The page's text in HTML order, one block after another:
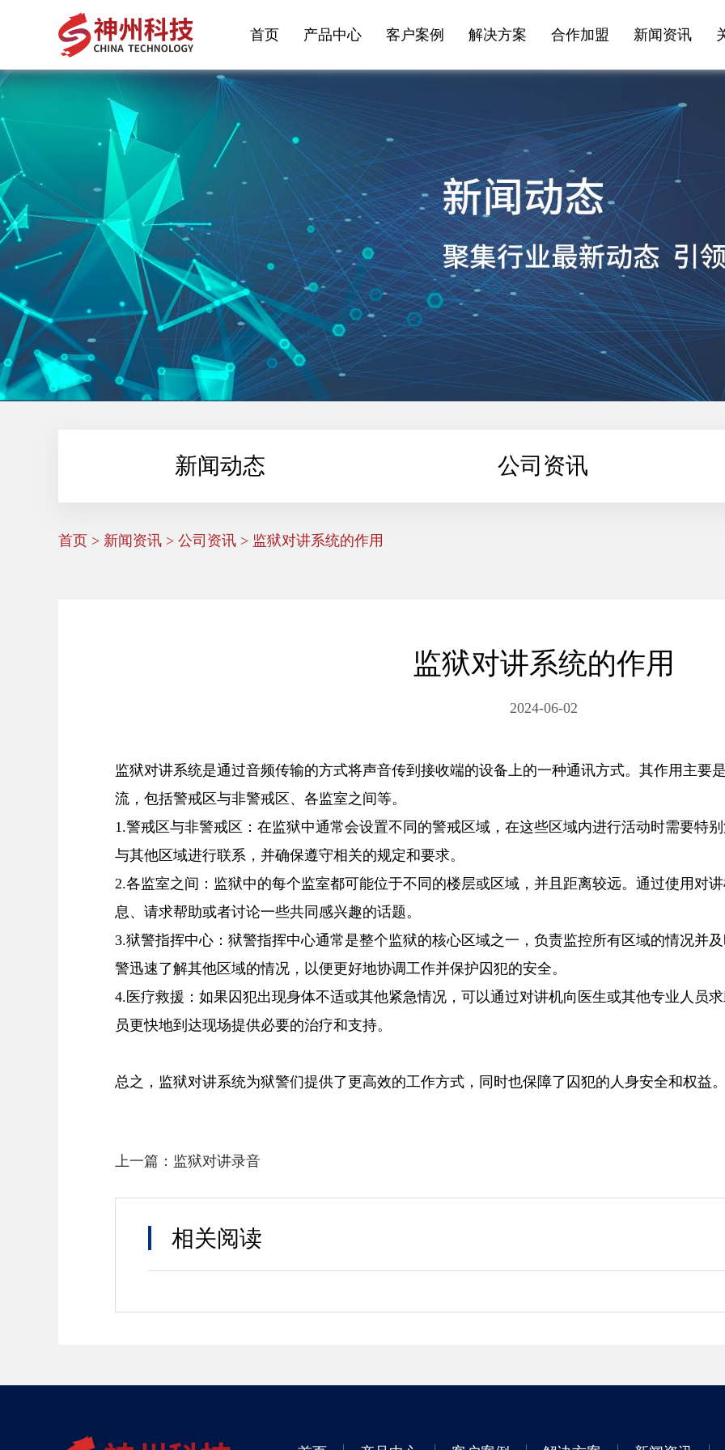
首页 产品中心 客户案例 解决方案 合作加盟 新闻资讯
新闻动态 公司资讯
首页 > 新闻资讯 > 公司资讯 > 监狱对讲系统的作用
监狱对讲系统的作用
2024-06-02
监狱对讲系统是通过音频传输的方式将声音传到接收端的设备上的一种通讯方式。其作用主要
流，包括警戒区与非警戒区、各监室之间等。
1.警戒区与非警戒区：在监狱中通常会设置不同的警戒区域，在这些区域内进行活动时需要特
与其他区域进行联系，并确保遵守相关的规定和要求。
2.各监室之间：监狱中的每个监室都可能位于不同的楼层或区域，并且距离较远。通过使用对
息、请求帮助或者讨论一些共同感兴趣的话题。
3.狱警指挥中心：狱警指挥中心通常是整个监狱的核心区域之一，负责监控所有区域的情况并
警迅速了解其他区域的情况，以便更好地协调工作并保护囚犯的安全。
4.医疗救援：如果囚犯出现身体不适或其他紧急情况，可以通过对讲机向医生或其他专业人员
员更快地到达现场提供必要的治疗和支持。
总之，监狱对讲系统为狱警们提供了更高效的工作方式，同时也保障了囚犯的人身安全和权益
上一篇： 监狱对讲录音
相关阅读